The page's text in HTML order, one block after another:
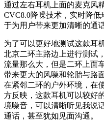
通过左右耳机上面的麦克风
CVC8.0降噪技术，实时降
于为用户带来更加清晰的通
为了可以更好地测试这款耳
北京二环主路边上进行测试
流量那么大，但是二环上面
带来更大的风噪和轮胎与路
在紧邻二环的户外环境，在
方反映，这款耳机可以较好
境噪音，可以清晰听见我说
通话，甚至犹如见面沟通。